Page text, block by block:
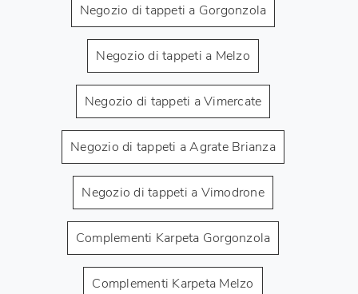
Negozio di tappeti a Gorgonzola
Negozio di tappeti a Melzo
Negozio di tappeti a Vimercate
Negozio di tappeti a Agrate Brianza
Negozio di tappeti a Vimodrone
Complementi Karpeta Gorgonzola
Complementi Karpeta Melzo